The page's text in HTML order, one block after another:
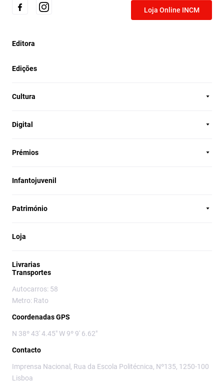
Loja Online INCM
Editora
Edições
Cultura
Digital
Prémios
Infantojuvenil
Património
Loja
Livrarias
Transportes
Autocarros: 58
Metro: Rato
Coordenadas GPS
N 38º 43' 4.45" W 9º 9' 6.62"
Contacto
Imprensa Nacional, Rua da Escola Politécnica, Nº135, 1250-100
Lisboa